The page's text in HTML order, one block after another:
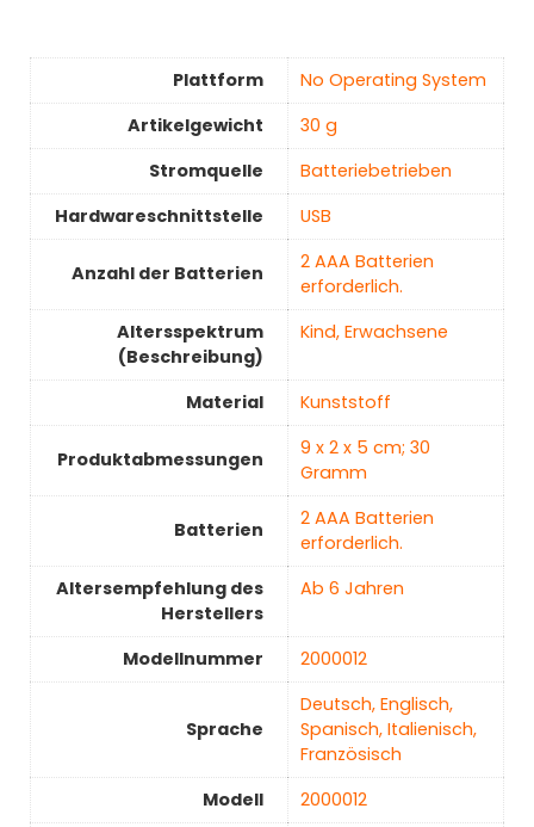
Plattform
‎No Operating System
Artikelgewicht
‎30 g
Stromquelle
‎Batteriebetrieben
Hardwareschnittstelle
USB
Anzahl der Batterien
‎2 AAA Batterien
erforderlich.
Altersspektrum
(Beschreibung)
‎Kind, Erwachsene
Material ‎Kunststoff
Produktabmessungen
‎9 x 2 x 5 cm; 30
Gramm
Batterien
‎2 AAA Batterien
erforderlich.
Altersempfehlung des
Herstellers
‎Ab 6 Jahren
Modellnummer ‎2000012
Sprache
‎Deutsch, Englisch,
Spanisch, Italienisch,
Französisch
Modell
‎2000012